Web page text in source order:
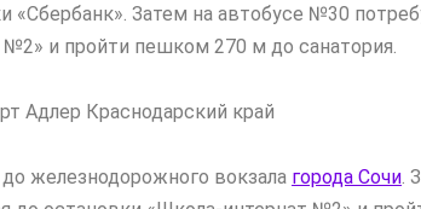
«Сбербанк». Затем на автобусе №30
№2» и пройти пешком 270 м до санатория.
железнодорожного вокзала города Сочи.